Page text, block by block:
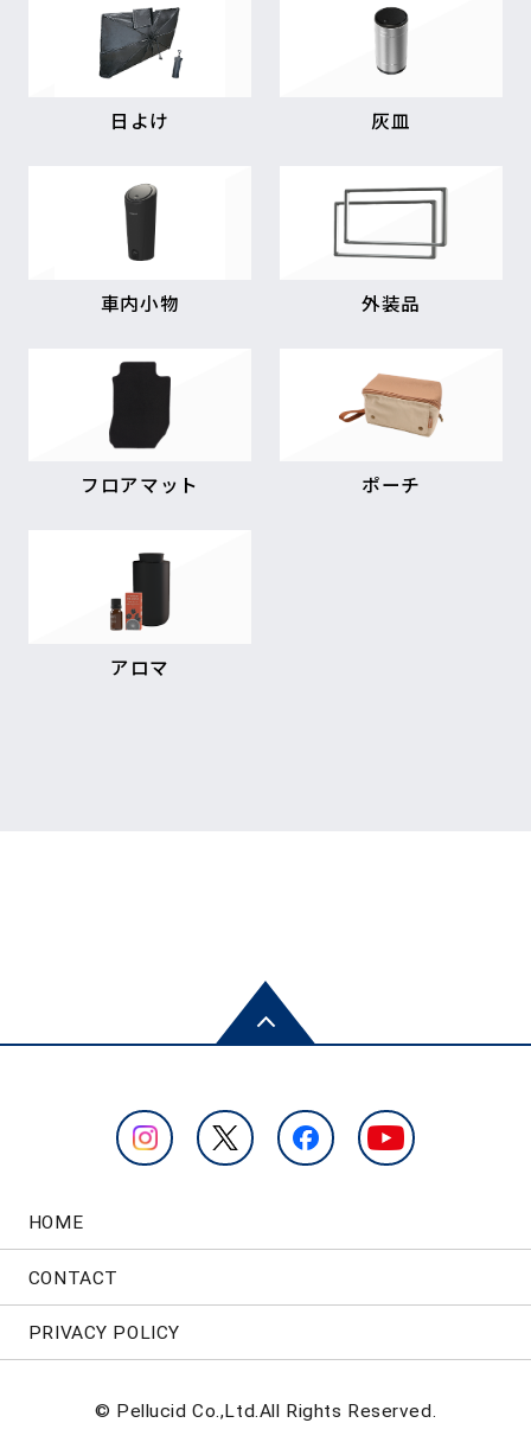
日よけ 灰皿
車内小物 外装品
フロアマット ポーチ
アロマ
HOME
CONTACT
PRIVACY POLICY
© Pellucid Co.,Ltd.All Rights Reserved.